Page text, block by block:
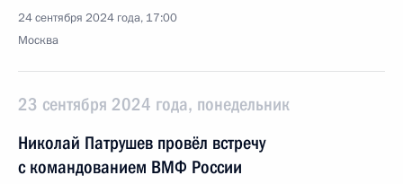
24 сентября 2024 года, 17:00
Москва
23 сентября 2024 года, понедельник
Николай Патрушев провёл встречу
с командованием ВМФ России